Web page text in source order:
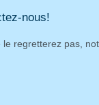
nous!
le regretterez pas,